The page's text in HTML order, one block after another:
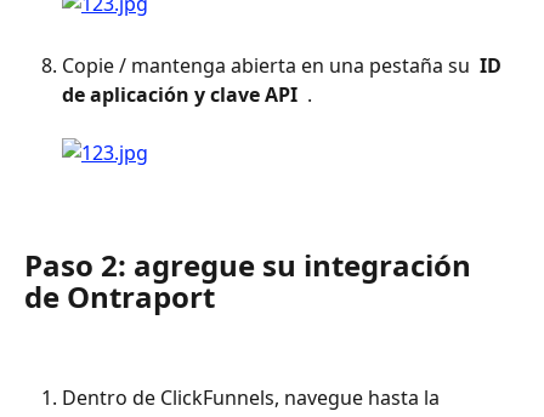
Copie / mantenga abierta en una pestaña su ID
de aplicación y clave API .
Paso 2: agregue su integración
de Ontraport
Dentro de ClickFunnels, navegue hasta la